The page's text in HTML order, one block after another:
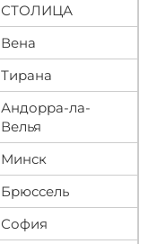
СТОЛИЦА
Вена
Тирана
Андорра-ла-
Велья
Минск
Брюссель
София